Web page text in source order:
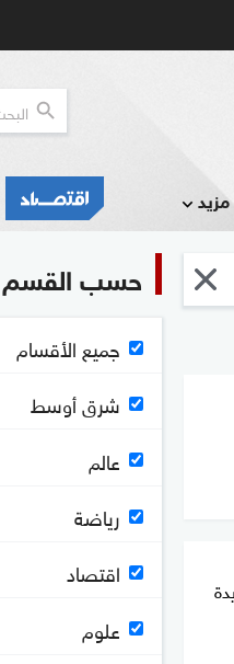
مزيد
حسب القسم
جميع الأقسام
شرق أوسط
عالم
رياضة
اقتصاد
علوم